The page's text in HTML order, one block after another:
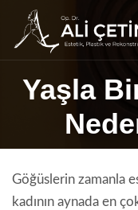
Yaşla
Göğüslerin zamanla
kadının aynada en